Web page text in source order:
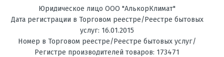
Юридическое лицо ООО "АлькорКлимат"
Дата регистрации в Торговом реестре/Реестре бытовых
услуг: 16.01.2015
Номер в Торговом реестре/Реестре бытовых услуг/
Регистре производителей товаров: 173471